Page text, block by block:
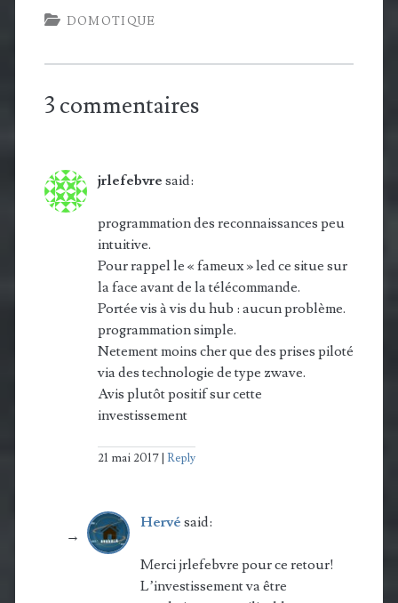
DOMOTIQUE
3 commentaires
jrlefebvre said:
programmation des reconnaissances peu
intuitive.
Pour rappel le « fameux » led ce situe sur
la face avant de la télécommande.
Portée vis à vis du hub : aucun problème.
programmation simple.
Netement moins cher que des prises piloté
via des technologie de type zwave.
Avis plutôt positif sur cette
investissement
21 mai 2017 Reply
Hervé said:
Merci jrlefebvre pour ce retour!
L’investissement va être